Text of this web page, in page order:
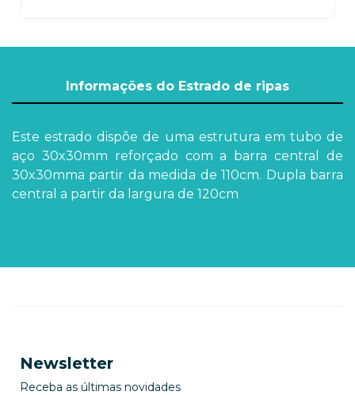
Informações do Estrado de ripas
Este estrado dispõe de uma estrutura em tubo de
aço 30x30mm reforçado com a barra central de
30x30mma partir da medida de 110cm. Dupla barra
central a partir da largura de 120cm
Newsletter
Receba as últimas novidades